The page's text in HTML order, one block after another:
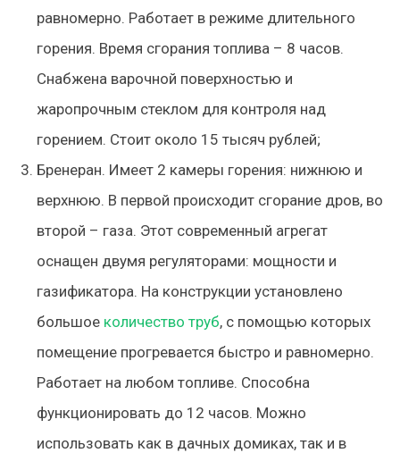
равномерно. Работает в режиме длительного
горения. Время сгорания топлива – 8 часов.
Снабжена варочной поверхностью и
жаропрочным стеклом для контроля над
горением. Стоит около 15 тысяч рублей;
Бренеран. Имеет 2 камеры горения: нижнюю и
верхнюю. В первой происходит сгорание дров, во
второй – газа. Этот современный агрегат
оснащен двумя регуляторами: мощности и
газификатора. На конструкции установлено
большое количество труб, с помощью которых
помещение прогревается быстро и равномерно.
Работает на любом топливе. Способна
функционировать до 12 часов. Можно
использовать как в дачных домиках, так и в